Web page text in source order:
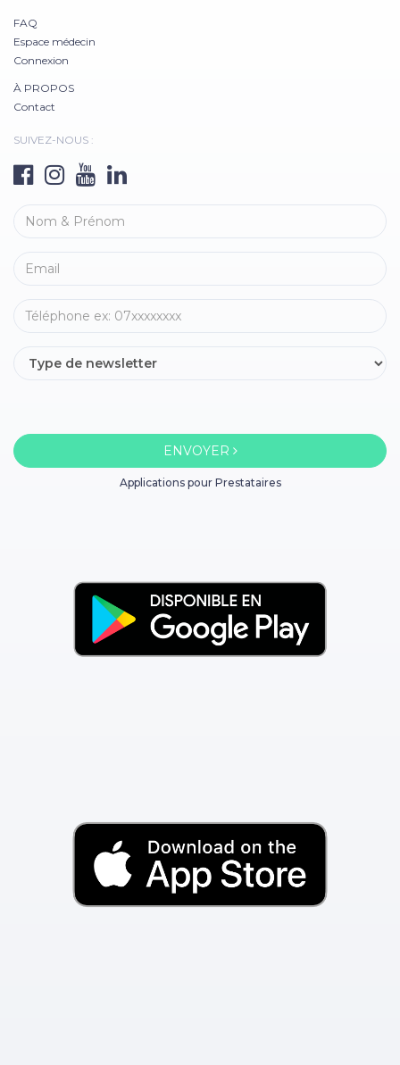
FAQ
Espace médecin
Connexion
À PROPOS
Contact
SUIVEZ-NOUS :
ENVOYER
Applications pour Prestataires